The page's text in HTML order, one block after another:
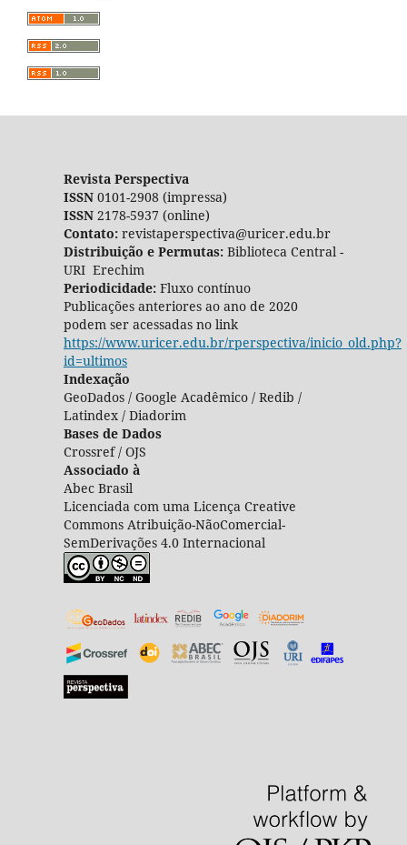
Revista Perspectiva
ISSN0101-2908 (impressa)
ISSN2178-5937 (online)
Contato:revistaperspectiva@uricer.edu.br
Distribuição e Permutas: Biblioteca Central -
URI Erechim
Periodicidade: Fluxo contínuo
Publicações anteriores ao ano de 2020
podem ser acessadas no link
https://www.uricer.edu.br/rperspectiva/inicio_old.php?
id=ultimos
Indexação
GeoDados / Google Acadêmico / Redib /
Latindex / Diadorim
Bases de Dados
Crossref / OJS
Associado à
Abec Brasil
Licenciada com uma Licença Creative
Commons Atribuição-NãoComercial-
SemDerivações 4.0 Internacional